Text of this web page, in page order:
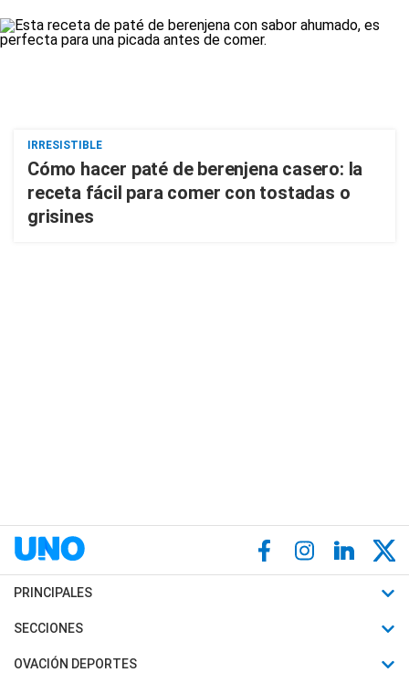
IRRESISTIBLE
Cómo hacer paté de berenjena casero: la
receta fácil para comer con tostadas o
grisines
PRINCIPALES
Últimas Noticias
Política
SECCIONES
Horóscopo
OVACIÓN DEPORTES